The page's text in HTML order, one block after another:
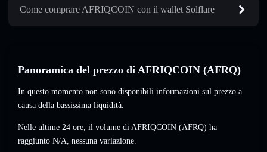
Come comprare AFRIQCOIN con il wallet Solflare
Panoramica del prezzo di AFRIQCOIN (AFRQ)
In questo momento non sono disponibili informazioni sul prezzo a
causa della bassissima liquidità.
Nelle ultime 24 ore, il volume di AFRIQCOIN (AFRQ) ha
raggiunto N/A, nessuna variazione.